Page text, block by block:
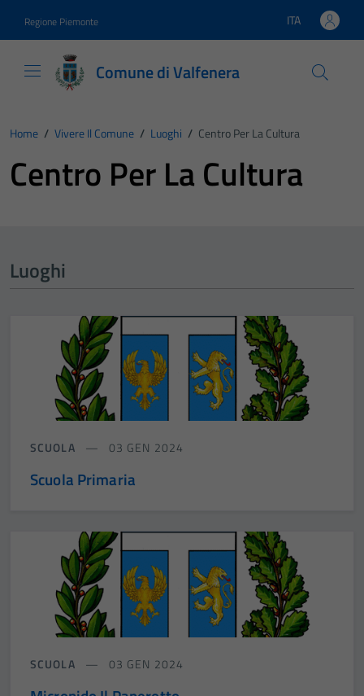
Regione Piemonte Lingua attiva:
ITA
Comune di Valfenera
Home / Vivere Il Comune / Luoghi / Centro Per La Cultura
Centro Per La Cultura
Luoghi
SCUOLA 03 GEN 2024
Scuola Primaria
SCUOLA 03 GEN 2024